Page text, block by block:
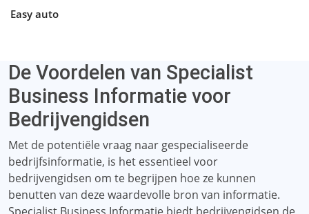
Easy auto
De Voordelen van Specialist
Business Informatie voor
Bedrijvengidsen
Met de potentiële vraag naar gespecialiseerde
bedrijfsinformatie, is het essentieel voor
bedrijvengidsen om te begrijpen hoe ze kunnen
benutten van deze waardevolle bron van informatie.